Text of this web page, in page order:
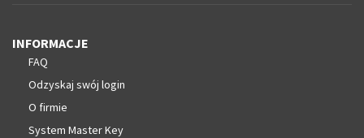
INFORMACJE
FAQ
Odzyskaj swój login
O firmie
System Master Key